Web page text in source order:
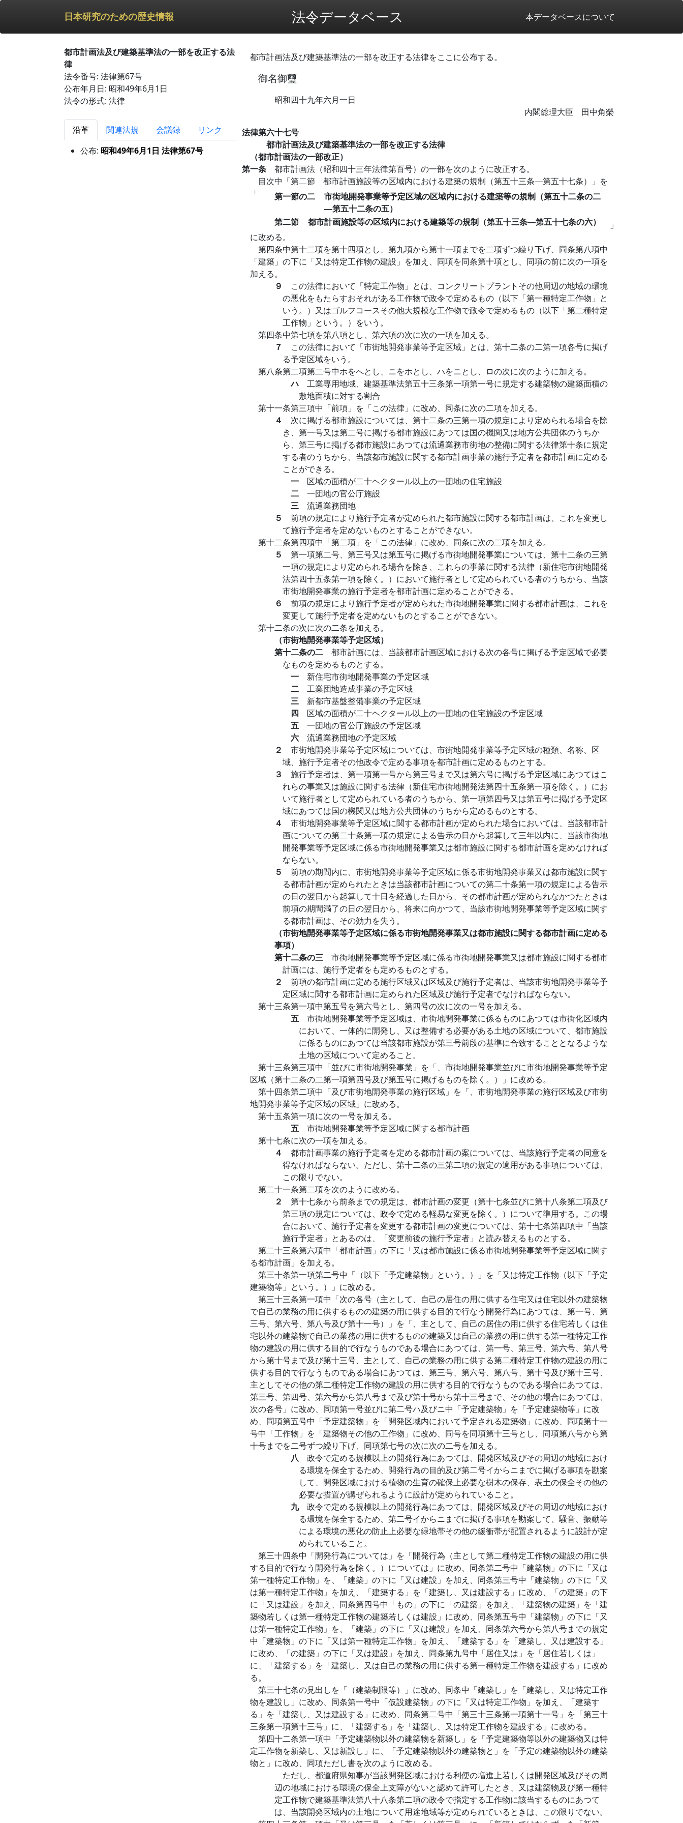
日本研究のための歴史情報 法令データベース 本データベースについて
都市計画法及び建築基準法の一部を改正する法
律
法令番号: 法律第67号
公布年月日: 昭和49年6月1日
法令の形式: 法律
沿革 関連法規 会議録
リンク
公布: 昭和49年6月1日 法律第67号
都市計画法及び建築基準法の一部を改正する法律をここに公布する。
御名御璽
昭和四十九年六月一日
内閣総理大臣 田中角榮
法律第六十七号
都市計画法及び建築基準法の一部を改正する法律
（都市計画法の一部改正）
第一条 都市計画法（昭和四十三年法律第百号）の一部を次のように改正する。
目次中「第二節 都市計画施設等の区域内における建築の規制（第五十三条―第五十七条）」を
「
第一節の二
市街地開発事業等予定区域の区域内における建築等の規制（第五十二条の二
―第五十二条の五）
第二節
都市計画施設等の区域内における建築等の規制（第五十三条―第五十七条の六）
」
に改める。
第四条中第十二項を第十四項とし、第九項から第十一項までを二項ずつ繰り下げ、同条第八項中
「建築」の下に「又は特定工作物の建設」を加え、同項を同条第十項とし、同項の前に次の一項を
加える。
９ この法律において「特定工作物」とは、コンクリートプラントその他周辺の地域の環境
の悪化をもたらすおそれがある工作物で政令で定めるもの（以下「第一種特定工作物」と
いう。）又はゴルフコースその他大規模な工作物で政令で定めるもの（以下「第二種特定
工作物」という。）をいう。
第四条中第七項を第八項とし、第六項の次に次の一項を加える。
７ この法律において「市街地開発事業等予定区域」とは、第十二条の二第一項各号に掲げ
る予定区域をいう。
第八条第二項第二号中ホをへとし、ニをホとし、ハをニとし、ロの次に次のように加える。
ハ 工業専用地域、建築基準法第五十三条第一項第一号に規定する建築物の建築面積の
敷地面積に対する割合
第十一条第三項中「前項」を「この法律」に改め、同条に次の二項を加える。
４ 次に掲げる都市施設については、第十二条の三第一項の規定により定められる場合を除
き、第一号又は第二号に掲げる都市施設にあつては国の機関又は地方公共団体のうちか
ら、第三号に掲げる都市施設にあつては流通業務市街地の整備に関する法律第十条に規定
する者のうちから、当該都市施設に関する都市計画事業の施行予定者を都市計画に定める
ことができる。
一 区域の面積が二十ヘクタール以上の一団地の住宅施設
二 一団地の官公庁施設
三 流通業務団地
５ 前項の規定により施行予定者が定められた都市施設に関する都市計画は、これを変更し
て施行予定者を定めないものとすることができない。
第十二条第四項中「第二項」を「この法律」に改め、同条に次の二項を加える。
５ 第一項第二号、第三号又は第五号に掲げる市街地開発事業については、第十二条の三第
一項の規定により定められる場合を除き、これらの事業に関する法律（新住宅市街地開発
法第四十五条第一項を除く。）において施行者として定められている者のうちから、当該
市街地開発事業の施行予定者を都市計画に定めることができる。
６ 前項の規定により施行予定者が定められた市街地開発事業に関する都市計画は、これを
変更して施行予定者を定めないものとすることができない。
第十二条の次に次の二条を加える。
（市街地開発事業等予定区域）
第十二条の二 都市計画には、当該都市計画区域における次の各号に掲げる予定区域で必要
なものを定めるものとする。
一 新住宅市街地開発事業の予定区域
二 工業団地造成事業の予定区域
三 新都市基盤整備事業の予定区域
四 区域の面積が二十ヘクタール以上の一団地の住宅施設の予定区域
五 一団地の官公庁施設の予定区域
六 流通業務団地の予定区域
２ 市街地開発事業等予定区域については、市街地開発事業等予定区域の種類、名称、区
域、施行予定者その他政令で定める事項を都市計画に定めるものとする。
３ 施行予定者は、第一項第一号から第三号まで又は第六号に掲げる予定区域にあつてはこ
れらの事業又は施設に関する法律（新住宅市街地開発法第四十五条第一項を除く。）にお
いて施行者として定められている者のうちから、第一項第四号又は第五号に掲げる予定区
域にあつては国の機関又は地方公共団体のうちから定めるものとする。
４ 市街地開発事業等予定区域に関する都市計画が定められた場合においては、当該都市計
画についての第二十条第一項の規定による告示の日から起算して三年以内に、当該市街地
開発事業等予定区域に係る市街地開発事業又は都市施設に関する都市計画を定めなければ
ならない。
５ 前項の期間内に、市街地開発事業等予定区域に係る市街地開発事業又は都市施設に関す
る都市計画が定められたときは当該都市計画についての第二十条第一項の規定による告示
の日の翌日から起算して十日を経過した日から、その都市計画が定められなかつたときは
前項の期間満了の日の翌日から、将来に向かつて、当該市街地開発事業等予定区域に関す
る都市計画は、その効力を失う。
（市街地開発事業等予定区域に係る市街地開発事業又は都市施設に関する都市計画に定める
事項）
第十二条の三 市街地開発事業等予定区域に係る市街地開発事業又は都市施設に関する都市
計画には、施行予定者をも定めるものとする。
２ 前項の都市計画に定める施行区域又は区域及び施行予定者は、当該市街地開発事業等予
定区域に関する都市計画に定められた区域及び施行予定者でなければならない。
第十三条第一項中第五号を第六号とし、第四号の次に次の一号を加える。
五 市街地開発事業等予定区域は、市街地開発事業に係るものにあつては市街化区域内
において、一体的に開発し、又は整備する必要がある土地の区域について、都市施設
に係るものにあつては当該都市施設が第三号前段の基準に合致することとなるような
土地の区域について定めること。
第十三条第三項中「並びに市街地開発事業」を「、市街地開発事業並びに市街地開発事業等予定
区域（第十二条の二第一項第四号及び第五号に掲げるものを除く。）」に改める。
第十四条第二項中「及び市街地開発事業の施行区域」を「、市街地開発事業の施行区域及び市街
地開発事業等予定区域の区域」に改める。
第十五条第一項に次の一号を加える。
五 市街地開発事業等予定区域に関する都市計画
第十七条に次の一項を加える。
４ 都市計画事業の施行予定者を定める都市計画の案については、当該施行予定者の同意を
得なければならない。ただし、第十二条の三第二項の規定の適用がある事項については、
この限りでない。
第二十一条第二項を次のように改める。
２ 第十七条から前条までの規定は、都市計画の変更（第十七条並びに第十八条第二項及び
第三項の規定については、政令で定める軽易な変更を除く。）について準用する。この場
合において、施行予定者を変更する都市計画の変更については、第十七条第四項中「当該
施行予定者」とあるのは、「変更前後の施行予定者」と読み替えるものとする。
第二十三条第六項中「都市計画」の下に「又は都市施設に係る市街地開発事業等予定区域に関す
る都市計画」を加える。
第三十条第一項第二号中「（以下「予定建築物」という。）」を「又は特定工作物（以下「予定
建築物等」という。）」に改める。
第三十三条第一項中「次の各号（主として、自己の居住の用に供する住宅又は住宅以外の建築物
で自己の業務の用に供するものの建築の用に供する目的で行なう開発行為にあつては、第一号、第
三号、第六号、第八号及び第十一号）」を「、主として、自己の居住の用に供する住宅若しくは住
宅以外の建築物で自己の業務の用に供するものの建築又は自己の業務の用に供する第一種特定工作
物の建設の用に供する目的で行なうものである場合にあつては、第一号、第三号、第六号、第八号
から第十号まで及び第十三号、主として、自己の業務の用に供する第二種特定工作物の建設の用に
供する目的で行なうものである場合にあつては、第三号、第六号、第八号、第十号及び第十三号、
主としてその他の第二種特定工作物の建設の用に供する目的で行なうものである場合にあつては、
第三号、第四号、第六号から第八号まで及び第十号から第十三号まで、その他の場合にあつては、
次の各号」に改め、同項第一号並びに第二号ハ及びニ中「予定建築物」を「予定建築物等」に改
め、同項第五号中「予定建築物」を「開発区域内において予定される建築物」に改め、同項第十一
号中「工作物」を「建築物その他の工作物」に改め、同号を同項第十三号とし、同項第八号から第
十号までを二号ずつ繰り下げ、同項第七号の次に次の二号を加える。
八 政令で定める規模以上の開発行為にあつては、開発区域及びその周辺の地域におけ
る環境を保全するため、開発行為の目的及び第二号イからニまでに掲げる事項を勘案
して、開発区域における植物の生育の確保上必要な樹木の保存、表土の保全その他の
必要な措置が講ぜられるように設計が定められていること。
九 政令で定める規模以上の開発行為にあつては、開発区域及びその周辺の地域におけ
る環境を保全するため、第二号イからニまでに掲げる事項を勘案して、騒音、振動等
による環境の悪化の防止上必要な緑地帯その他の緩衝帯が配置されるように設計が定
められていること。
第三十四条中「開発行為については」を「開発行為（主として第二種特定工作物の建設の用に供
する目的で行なう開発行為を除く。）については」に改め、同条第二号中「建築物」の下に「又は
第一種特定工作物」を、「建築」の下に「又は建設」を加え、同条第三号中「建築物」の下に「又
は第一種特定工作物」を加え、「建築する」を「建築し、又は建設する」に改め、「の建築」の下
に「又は建設」を加え、同条第四号中「もの」の下に「の建築」を加え、「建築物の建築」を「建
築物若しくは第一種特定工作物の建築若しくは建設」に改め、同条第五号中「建築物」の下に「又
は第一種特定工作物」を、「建築」の下に「又は建設」を加え、同条第六号から第八号までの規定
中「建築物」の下に「又は第一種特定工作物」を加え、「建築する」を「建築し、又は建設する」
に改め、「の建築」の下に「又は建設」を加え、同条第九号中「居住又は」を「居住若しくは」
に、「建築する」を「建築し、又は自己の業務の用に供する第一種特定工作物を建設する」に改め
る。
第三十七条の見出しを「（建築制限等）」に改め、同条中「建築し」を「建築し、又は特定工作
物を建設し」に改め、同条第一号中「仮設建築物」の下に「又は特定工作物」を加え、「建築す
る」を「建築し、又は建設する」に改め、同条第二号中「第三十三条第一項第十一号」を「第三十
三条第一項第十三号」に、「建築する」を「建築し、又は特定工作物を建設する」に改める。
第四十二条第一項中「予定建築物以外の建築物を新築し」を「予定建築物等以外の建築物又は特
定工作物を新築し、又は新設し」に、「予定建築物以外の建築物と」を「予定の建築物以外の建築
物と」に改め、同項ただし書を次のように改める。
ただし、都道府県知事が当該開発区域における利便の増進上若しくは開発区域及びその周
辺の地域における環境の保全上支障がないと認めて許可したとき、又は建築物及び第一種特
定工作物で建築基準法第八十八条第二項の政令で指定する工作物に該当するものにあつて
は、当該開発区域内の土地について用途地域等が定められているときは、この限りでない。